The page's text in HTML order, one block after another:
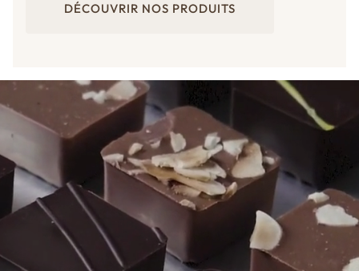
DÉCOUVRIR NOS PRODUITS